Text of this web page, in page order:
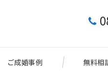
ご成婚事例 無料相